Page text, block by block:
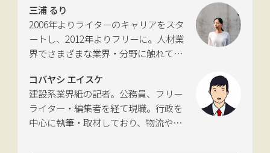
仕事をしていたため、小さな頃から憧
れあり。
三浦 るり
2006年よりライターのキャリアをスタ
ートし、2012年よりフリーに。人材業
界でさまざまな業界・分野に触れてき
を手掛ける。現在は特に建築や不動
産、さらにはDX分野を探究中。
コバヤシ エイスケ
建設系業界紙の記者。公務員、フリー
ライター・編集者を経て現職。行政を
中心に執筆・取材しており、物流や環